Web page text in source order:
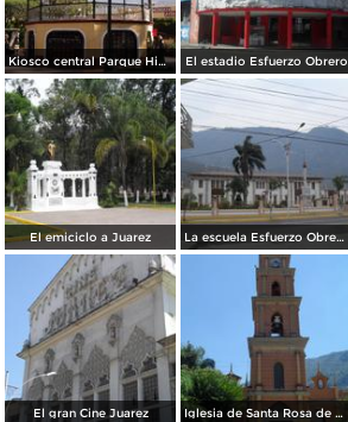
Kiosco central Parque Hidalgo El estadio Esfuerzo Obrero
El emiciclo a Juarez La escuela Esfuerzo Obrero
El gran Cine Juarez Iglesia de Santa Rosa de Lima